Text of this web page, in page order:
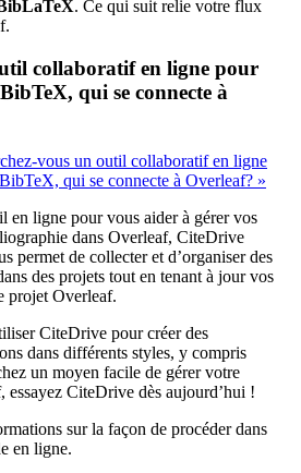
. Ce qui suit relie votre flux
collaboratif en ligne pour
qui se connecte à
vous un outil collaboratif en ligne
qui se connecte à Overleaf? »
en ligne pour vous aider à gérer vos
dans Overleaf, CiteDrive
permet de collecter et d’organiser des
des projets tout en tenant à jour vos
projet Overleaf.
CiteDrive pour créer des
dans différents styles, y compris
un moyen facile de gérer votre
CiteDrive dès aujourd’hui !
sur la façon de procéder dans
en ligne.